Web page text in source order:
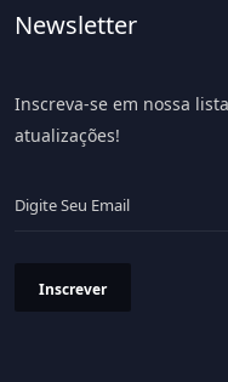
Newsletter
Inscreva-se em nossa
atualizações!
Inscrever